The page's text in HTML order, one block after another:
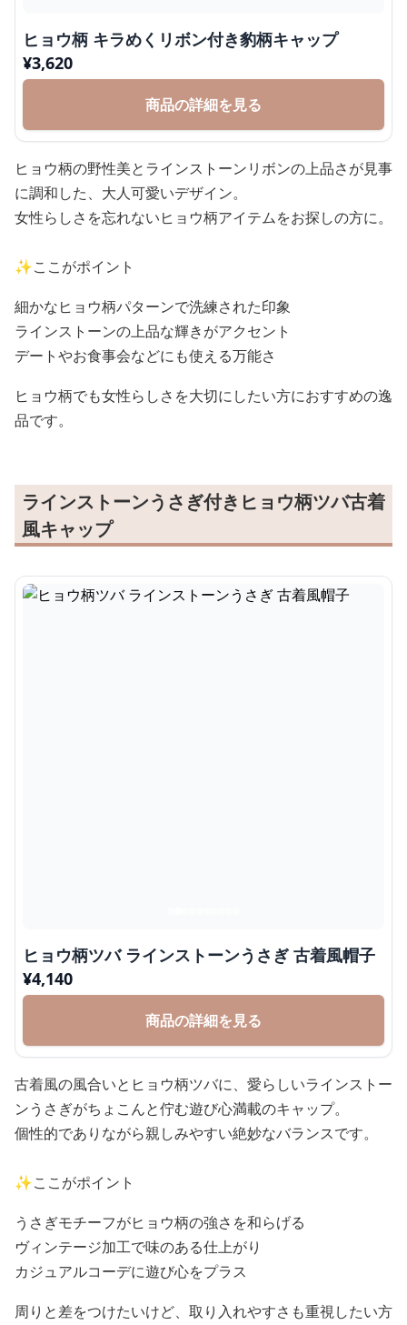
ヒョウ柄 キラめくリボン付き豹柄キャップ
¥3,620
商品の詳細を見る
ヒョウ柄の野性美とラインストーンリボンの上品さが見事
に調和した、大人可愛いデザイン。
女性らしさを忘れないヒョウ柄アイテムをお探しの方に。
✨ここがポイント
細かなヒョウ柄パターンで洗練された印象
ラインストーンの上品な輝きがアクセント
デートやお食事会などにも使える万能さ
ヒョウ柄でも女性らしさを大切にしたい方におすすめの逸
品です。
ラインストーンうさぎ付きヒョウ柄ツバ古着
風キャップ
ヒョウ柄ツバ ラインストーンうさぎ 古着風帽子
¥4,140
商品の詳細を見る
古着風の風合いとヒョウ柄ツバに、愛らしいラインストー
ンうさぎがちょこんと佇む遊び心満載のキャップ。
個性的でありながら親しみやすい絶妙なバランスです。
✨ここがポイント
うさぎモチーフがヒョウ柄の強さを和らげる
ヴィンテージ加工で味のある仕上がり
カジュアルコーデに遊び心をプラス
周りと差をつけたいけど、取り入れやすさも重視したい方